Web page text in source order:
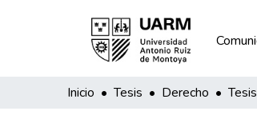
Inicio Tesis Derecho Tesis